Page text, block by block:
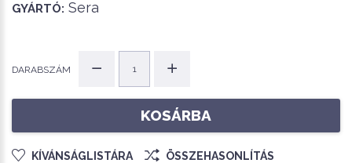
GYÁRTÓ: Sera
DARABSZÁM
KOSÁRBA
KÍVÁNSÁGLISTÁRA ÖSSZEHASONLÍTÁS